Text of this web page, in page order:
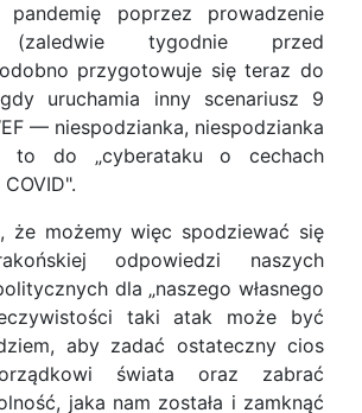
pandemię poprzez prowadzenie
(zaledwie tygodnie przed
przygotowuje się teraz do
gdy uruchamia inny scenariusz 9
— niespodzianka, niespodzianka
to do „cyberataku o cechach
że możemy więc spodziewać się
odpowiedzi naszych
dla „naszego własnego
taki atak może być
aby zadać ostateczny cios
świata oraz zabrać
jaka nam została i zamknąć